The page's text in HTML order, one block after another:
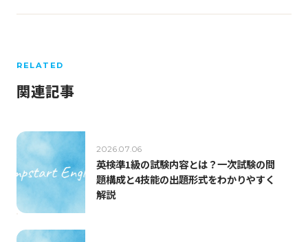
RELATED
関連記事
2026.07.06
英検準1級の試験内容とは？一次試験の問
題構成と4技能の出題形式をわかりやすく
解説